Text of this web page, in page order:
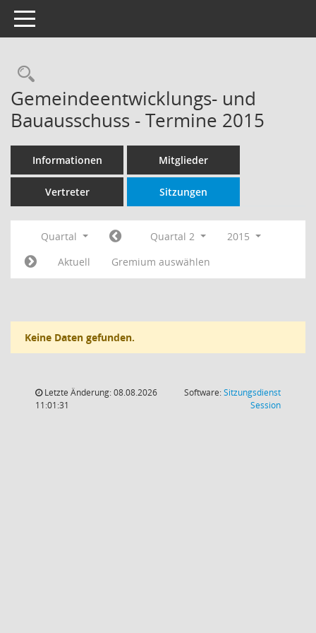
Toggle navigation
Rechercheauswahl
Gemeindeentwicklungs- und
Bauausschuss - Termine 2015
Informationen Mitglieder
Vertreter Sitzungen
Quartal Quartal 2
2015
Aktuell
Gremium auswählen
Keine Daten gefunden.
Letzte Änderung: 08.08.2026
11:01:31
Software:Sitzungsdienst
Session(Wird in